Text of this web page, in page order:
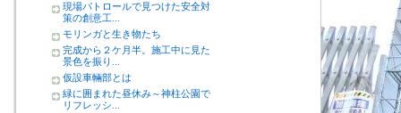
現場パトロールで見つけた安全対
策の創意工...
モリンガと生き物たち
完成から２ケ月半。施工中に見た
景色を振り...
仮設車輛部とは
緑に囲まれた昼休み～神柱公園で
リフレッシ...